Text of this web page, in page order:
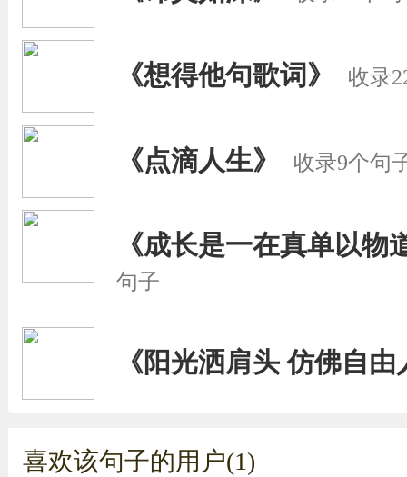
《想得他句歌词》 收录
《点滴人生》 收录9个句
《成长是一在真单以物
句子
《阳光洒肩头 仿佛自由
喜欢该句子的用户(1)